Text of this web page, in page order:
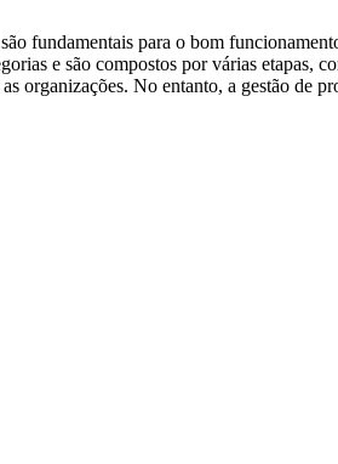
fundamentais para o bom
e são compostos por várias etapas,
organizações. No entanto, a gestão de